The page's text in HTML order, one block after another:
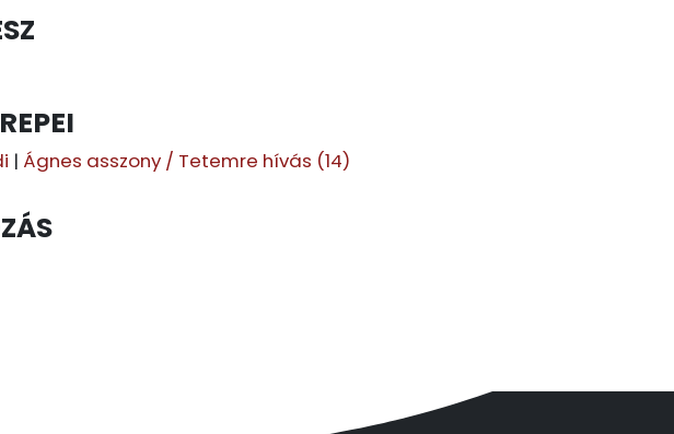
| Ágnes asszony / Tetemre hívás (14)